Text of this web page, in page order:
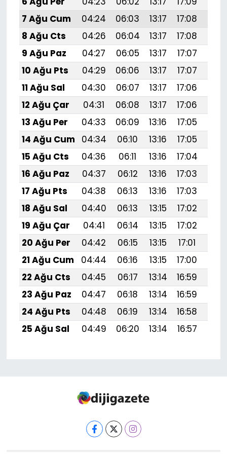
7 Ağu Cum
04:24 06:03 13:17 17:08
8 Ağu Cts
04:26 06:04 13:17 17:08
9 Ağu Paz
04:27 06:05 13:17 17:07
10 Ağu Pts
04:29 06:06 13:17 17:07
11 Ağu Sal
04:30 06:07 13:17 17:06
12 Ağu Çar
04:31 06:08 13:17 17:06
13 Ağu Per
04:33 06:09 13:16 17:05
14 Ağu Cum
04:34 06:10 13:16 17:05
15 Ağu Cts
04:36 06:11 13:16 17:04
16 Ağu Paz
04:37 06:12 13:16 17:03
17 Ağu Pts
04:38 06:13 13:16 17:03
18 Ağu Sal
04:40 06:13 13:15 17:02
19 Ağu Çar
04:41 06:14 13:15 17:02
20 Ağu Per
04:42 06:15 13:15 17:01
21 Ağu Cum
04:44 06:16 13:15 17:00
22 Ağu Cts
04:45 06:17 13:14 16:59
23 Ağu Paz
04:47 06:18 13:14 16:59
24 Ağu Pts
04:48 06:19 13:14 16:58
25 Ağu Sal
04:49 06:20 13:14 16:57